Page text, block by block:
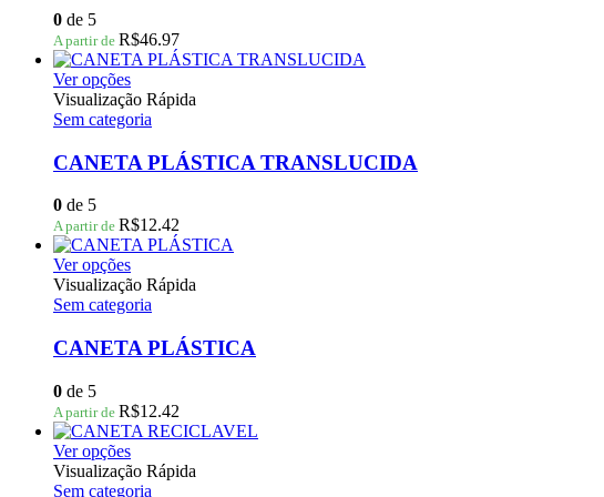
podem
ser
escolhidas
na
página
do
produto
0 de 5
A partir de R$46.97
Ver opçõesEste
produto
tem
variantes.
As
podem
ser
escolhidas
na
página
do
produto
Visualização Rápida
Sem categoria
CANETA PLÁSTICA TRANSLUCIDA
0 de 5
A partir de R$12.42
Ver opçõesEste
produto
tem
variantes.
As
podem
ser
escolhidas
na
página
Visualização Rápida
Sem categoria
CANETA PLÁSTICA
0 de 5
A partir de R$12.42
Ver opçõesEste
produto
tem
Visualização Rápida
Sem categoria